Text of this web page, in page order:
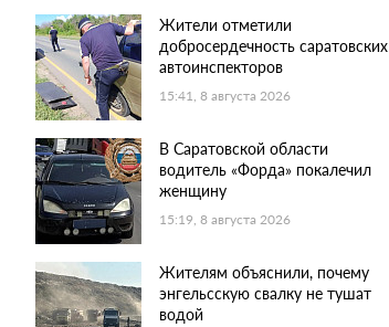
Жители отметили
добросердечность саратовских
автоинспекторов
15:41, 8 августа 2026
В Саратовской области
водитель «Форда» покалечил
женщину
15:19, 8 августа 2026
Жителям объяснили, почему
энгельсскую свалку не тушат
водой